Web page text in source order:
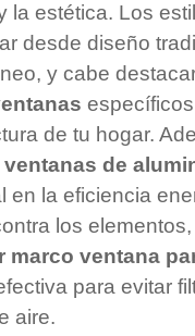
la estética. Los
desde diseño
y cabe
de tu hogar.
de
en la eficiencia
los
marco ventana
para evitar
aire.